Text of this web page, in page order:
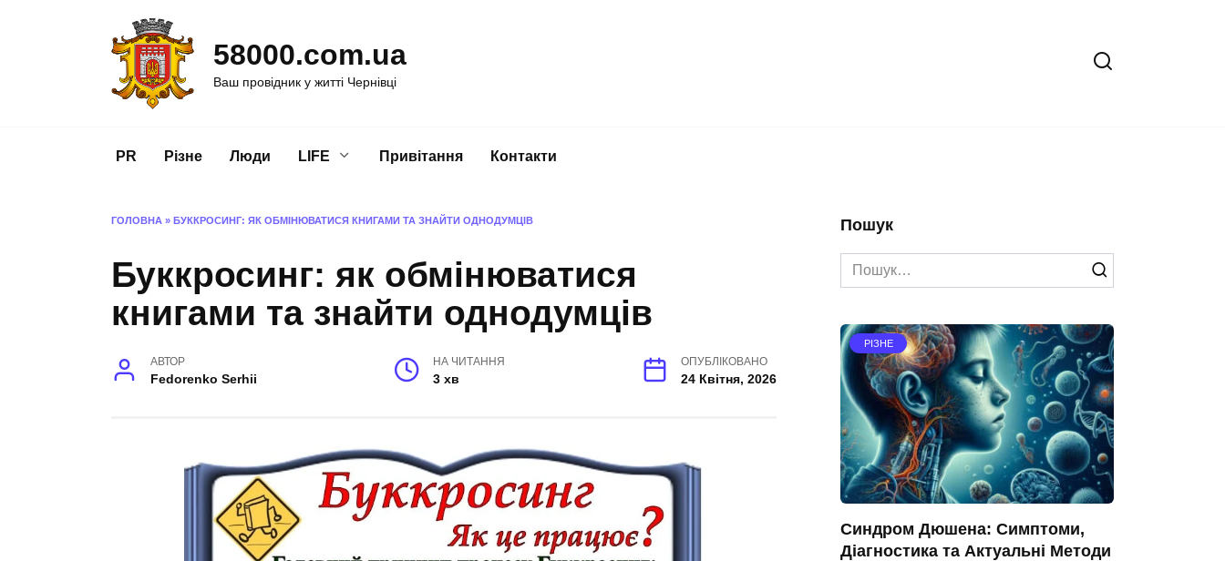
58000.com.ua
Ваш провідник у житті Чернівці
PR Різне Люди LIFE Привітання Контакти
ГОЛОВНА » БУККРОСИНГ: ЯК ОБМІНЮВАТИСЯ КНИГАМИ ТА ЗНАЙТИ ОДНОДУМЦІВ
Буккросинг: як обмінюватися
книгами та знайти однодумців
АВТОР
Fedorenko Serhii
НА ЧИТАННЯ
3 хв
ОПУБЛІКОВАНО
24 Квітня, 2026
Пошук
Search
for:
РІЗНЕ
Синдром Дюшена: Симптоми,
Діагностика та Актуальні Методи